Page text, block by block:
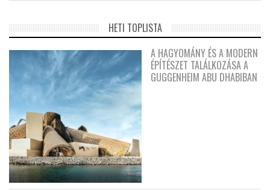
HETI TOPLISTA
A HAGYOMÁNY ÉS A MODERN
ÉPÍTÉSZET TALÁLKOZÁSA A
GUGGENHEIM ABU DHABIBAN